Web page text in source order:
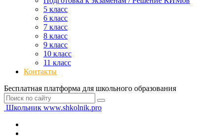
5 класс
6 класс
7 класс
8 класс
9 класс
10 класс
11 класс
Контакты
Бесплатная платформа для школьного образования
Школьник www.shkolnik.pro